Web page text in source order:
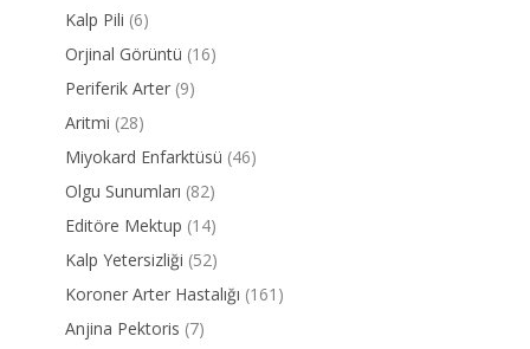
Kalp Pili (6)
Orjinal Görüntü (16)
Periferik Arter (9)
Aritmi (28)
Miyokard Enfarktüsü (46)
Olgu Sunumları (82)
Editöre Mektup (14)
Kalp Yetersizliği (52)
Koroner Arter Hastalığı (161)
Anjina Pektoris (7)